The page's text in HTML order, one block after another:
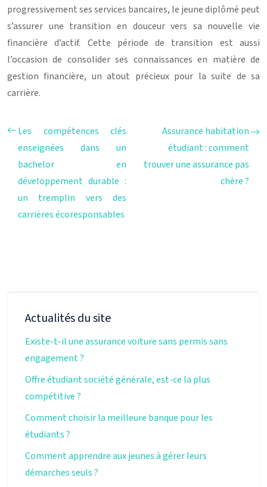
progressivement ses services bancaires, le jeune diplômé peut
s’assurer une transition en douceur vers sa nouvelle vie
financière d’actif. Cette période de transition est aussi
l’occasion de consolider ses connaissances en matière de
gestion financière, un atout précieux pour la suite de sa
carrière.
Les compétences clés
enseignées dans un
bachelor en
développement durable :
un tremplin vers des
carrières écoresponsables
Assurance habitation
étudiant : comment
trouver une assurance pas
chère ?
Actualités du site
Existe-t-il une assurance voiture sans permis sans
engagement ?
Offre étudiant société générale, est-ce la plus
compétitive ?
Comment choisir la meilleure banque pour les
étudiants ?
Comment apprendre aux jeunes à gérer leurs
démarches seuls ?